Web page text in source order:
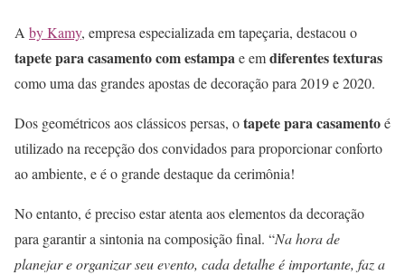
A by Kamy, empresa especializada em tapeçaria, destacou o
tapete para casamento comestampae emdiferentes texturas
como uma das grandes apostas de decoração para 2019 e 2020.
Dos geométricos aos clássicos persas, otapete para casamentoé
utilizado na recepção dos convidados para proporcionar conforto
ao ambiente, e é o grande destaque da cerimônia!
No entanto, é preciso estar atenta aos elementos da decoração
para garantir a sintonia na composição final. “Na hora de
planejar e organizar seu evento, cada detalhe é importante, faz a